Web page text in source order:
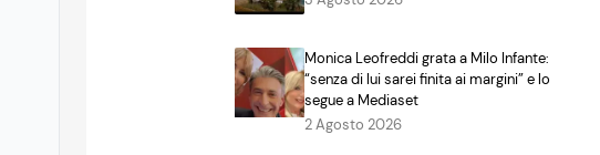
Monica Leofreddi grata a Milo Infante:
“senza di lui sarei finita ai margini” e lo
segue a Mediaset
2 Agosto 2026